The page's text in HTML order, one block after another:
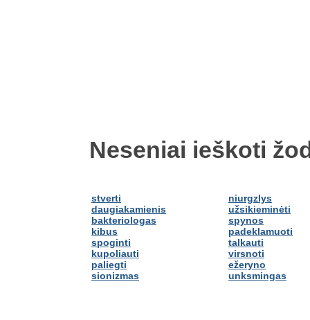
Neseniai ieškoti
stverti
daugiakamienis
bakteriologas
kibus
spoginti
kupoliauti
paliegti
sionizmas
niurgzlys
užsikieminėti
spynos
padeklamuoti
talkauti
virsnoti
ežeryno
unksmingas